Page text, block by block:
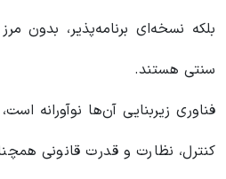
بلکه نسخه‌ای برنامه‌پذیر، بدون
سنتی هستند.
فناوری زیربنایی آن‌ها نوآورانه
کنترل، نظارت و قدرت قانونی